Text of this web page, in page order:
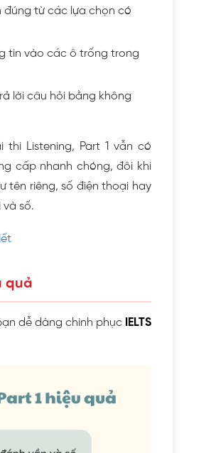
đúng từ các lựa chọn có
tin vào các ô trống trong
lời câu hỏi bằng không
Listening, Part 1 vẫn có
cấp nhanh chóng, đôi khi
tên riêng, số điện thoại hay
số.
quả
dễ dàng chinh phục
IELTS